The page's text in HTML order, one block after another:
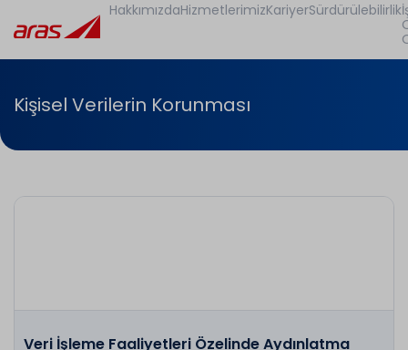
HakkımızdaHizmetlerimizKariyerSürdürülebilirlik
Kişisel Verilerin Korunması
Veri İşleme Faaliyetleri Özelinde Aydınlatma